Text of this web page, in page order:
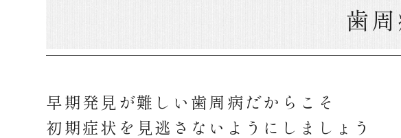
歯
早期発見が難しい歯周病 だからこそ
初期症状を 見逃さないようにしましょう